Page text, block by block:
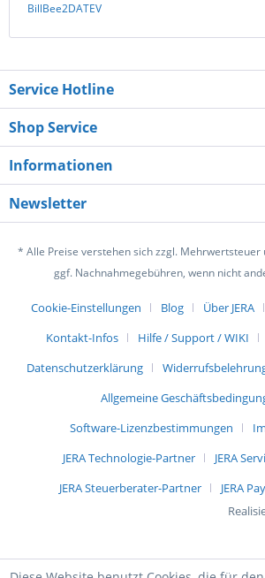
BillBee2DATEV
Service Hotline
Shop Service
Informationen
Newsletter
* Alle Preise verstehen sich zzgl. Mehrwertsteuer
ggf. Nachnahmegebühren, wenn nicht
Cookie-Einstellungen Blog Über JERA
Kontakt-Infos
Hilfe / Support / WIKI
Datenschutzerklärung
Allgemeine
Software-Lizenzbestimmungen
JERA Technologie-Partner
JERA
JERA Steuerberater-Partner
JERA